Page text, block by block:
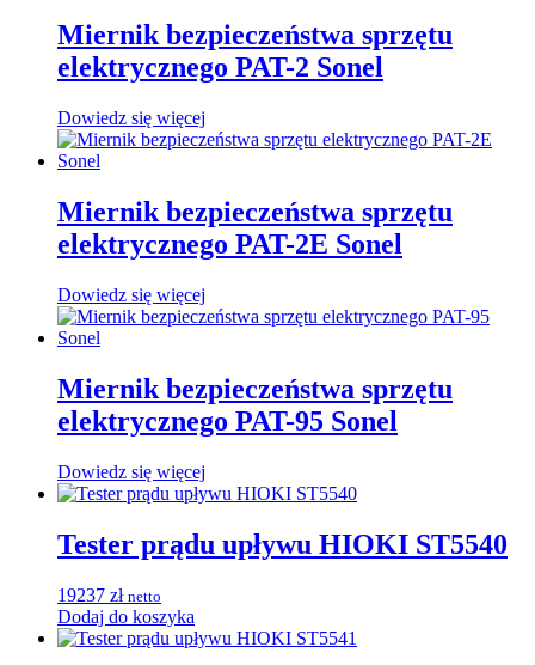
Miernik bezpieczeństwa sprzętu
elektrycznego PAT-2 Sonel
Dowiedz się więcej
Miernik bezpieczeństwa sprzętu
elektrycznego PAT-2E Sonel
Dowiedz się więcej
Miernik bezpieczeństwa sprzętu
elektrycznego PAT-95 Sonel
Dowiedz się więcej
Tester prądu upływu HIOKI ST5540
19237 zł netto
Dodaj do koszyka